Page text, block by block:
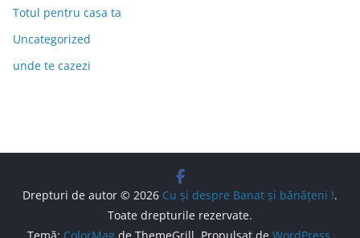
Totul pentru casa ta
Uncategorized
unde te cazezi
Drepturi de autor © 2026 Cu şi despre Banat şi bănăţeni !.
Toate drepturile rezervate.